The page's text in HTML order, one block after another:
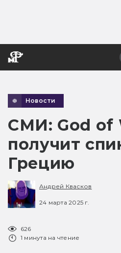
Новости
СМИ: God of
получит
Грецию
Андрей Квасков
24 марта 2025 г.
626
1 минута на чтение